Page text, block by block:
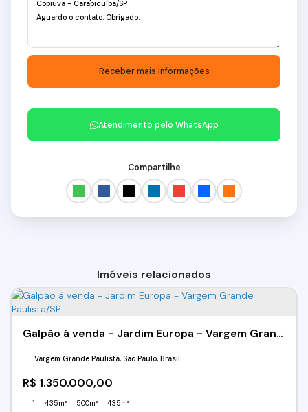
Atendimento pelo WhatsApp
Compartilhe
Imóveis relacionados
Galpão á venda - Jardim Europa - Vargem Grande Paulista/SP
R$ 1.350.000,00
Vargem Grande Paulista, São Paulo, Brasil
1 435m² 500m² 435m²